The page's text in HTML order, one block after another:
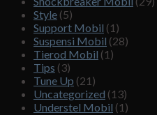
Style (5)
Support Mobil (1)
Suspensi Mobil (28)
Tierod Mobil (1)
Tips (3)
Tune Up (21)
Uncategorized (13)
Understel Mobil (1)